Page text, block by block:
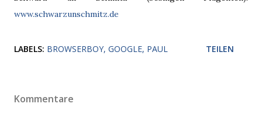
www.schwarzunschmitz.de
LABELS: BROWSERBOY GOOGLE PAUL TEILEN
Kommentare